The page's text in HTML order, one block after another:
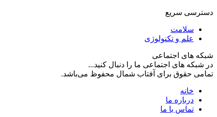
دسترسی سریع
سلامت
علم و تکنولوژی
شبکه های اجتماعی
در شبکه های اجتماعی ما را دنبال کنید...
تمامی حقوق برای آفتاب شمال محفوظ می‌باشد.
خانه
درباره ما
تماس با ما